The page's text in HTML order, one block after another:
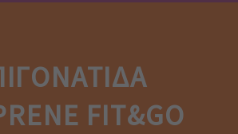
FIT&GO